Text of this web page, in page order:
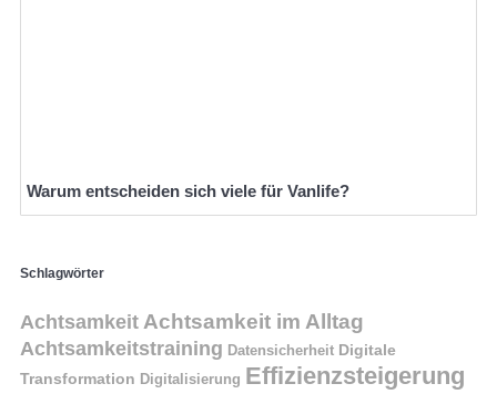
Warum entscheiden sich viele für Vanlife?
Schlagwörter
Achtsamkeit Achtsamkeit im Alltag
Achtsamkeitstraining Datensicherheit Digitale
Transformation Digitalisierung Effizienzsteigerung